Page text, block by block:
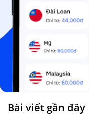
Bài viết gần đây